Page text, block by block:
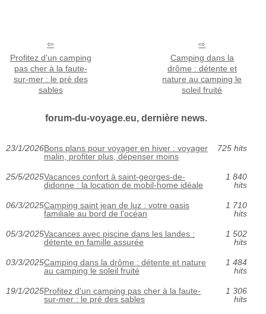
Profitez d'un camping
pas cher à la faute-
sur-mer : le pré des
sables
Camping dans la
drôme : détente et
nature au camping le
soleil fruité
forum-du-voyage.eu, dernière news.
23/1/2026Bons plans pour voyager en hiver : voyager
malin, profiter plus, dépenser moins
725 hits
25/5/2025Vacances confort à saint-georges-de-
didonne : la location de mobil-home idéale
1 840
hits
06/3/2025Camping saint jean de luz : votre oasis
familiale au bord de l'océan
1 710
hits
05/3/2025Vacances avec piscine dans les landes :
détente en famille assurée
1 502
hits
03/3/2025Camping dans la drôme : détente et nature
au camping le soleil fruité
1 484
hits
19/1/2025Profitez d'un camping pas cher à la faute-
sur-mer : le pré des sables
1 306
hits